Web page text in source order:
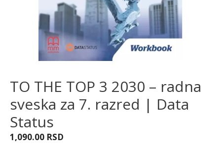
TO THE TOP 3 2030 – radna
sveska za 7. razred | Data
Status
1,090.00 RSD